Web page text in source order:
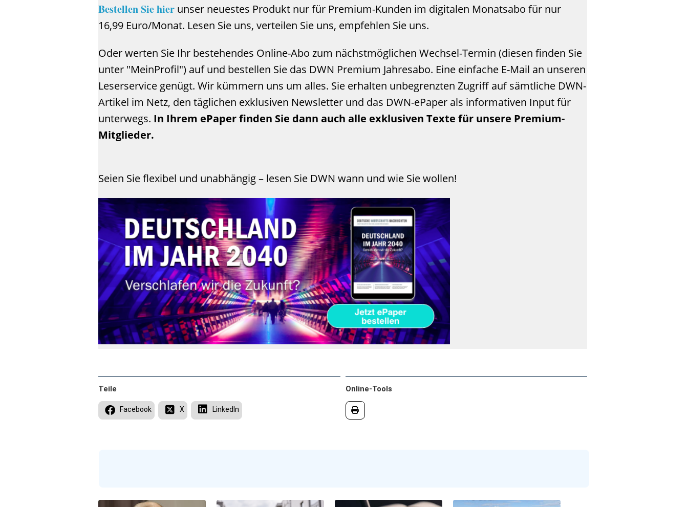
Bestellen Sie hier unser neuestes Produkt nur für Premium-Kunden im digitalen Monatsabo für nur
16,99 Euro/Monat. Lesen Sie uns, verteilen Sie uns, empfehlen Sie uns.
Oder werten Sie Ihr bestehendes Online-Abo zum nächstmöglichen Wechsel-Termin (diesen finden Sie
unter "MeinProfil") auf und bestellen Sie das DWN Premium Jahresabo. Eine einfache E-Mail an unseren
Leserservice genügt. Wir kümmern uns um alles. Sie erhalten unbegrenzten Zugriff auf sämtliche DWN-
Artikel im Netz, den täglichen exklusiven Newsletter und das DWN-ePaper als informativen Input für
unterwegs. In Ihrem ePaper finden Sie dann auch alle exklusiven Texte für unsere Premium-
Mitglieder.
Seien Sie flexibel und unabhängig – lesen Sie DWN wann und wie Sie wollen!
Online-Tools
Teile
Facebook X LinkedIn